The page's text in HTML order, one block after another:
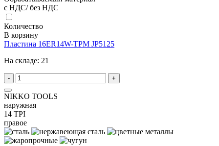
с НДС/ без НДС
Количество
В корзину
Пластина 16ER14W-TPM JP5125
На складе: 21
- +
NIKKO TOOLS
наружная
14 TPI
правое